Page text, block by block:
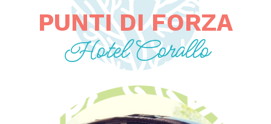
PUNTI DI FORZA
Hotel Corallo